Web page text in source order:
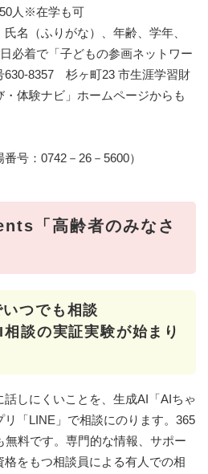
人※在学も可
名（ふりがな）、年齢、学年、
必着で「子どもの参画ネットワー
630-8357 杉ヶ町23 市生涯学習財
体験ナビ」ホームページからも
号：0742－26－5600）
「高齢者のみなさ
つでも相談
談の実証実験が始まり
しにくいことを、生成AI「AIちゃ
「LINE」で相談にのります。365
無料です。専門的な情報、サポー
格をもつ相談員による有人での相